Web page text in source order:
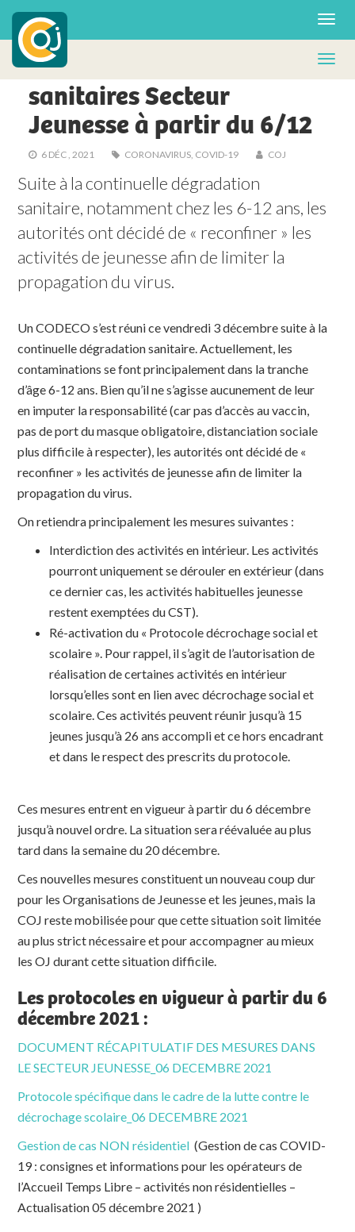
POLITIQUE
Nouvelles mesures
sanitaires Secteur
Jeunesse à partir du 6/12
6 DÉC , 2021 CORONAVIRUS, COVID-19 COJ
Suite à la continuelle dégradation
sanitaire, notamment chez les 6-12 ans, les
autorités ont décidé de « reconfiner » les
activités de jeunesse afin de limiter la
propagation du virus.
Un CODECO s’est réuni ce vendredi 3 décembre suite à la
continuelle dégradation sanitaire. Actuellement, les
contaminations se font principalement dans la tranche
d’âge 6-12 ans. Bien qu’il ne s’agisse aucunement de leur
en imputer la responsabilité (car pas d’accès au vaccin,
pas de port du masque obligatoire, distanciation sociale
plus difficile à respecter), les autorités ont décidé de «
reconfiner » les activités de jeunesse afin de limiter la
propagation du virus.
On retiendra principalement les mesures suivantes :
Interdiction des activités en intérieur. Les activités
pourront uniquement se dérouler en extérieur (dans
ce dernier cas, les activités habituelles jeunesse
restent exemptées du CST).
Ré-activation du « Protocole décrochage social et
scolaire ». Pour rappel, il s’agit de l’autorisation de
réalisation de certaines activités en intérieur
lorsqu’elles sont en lien avec décrochage social et
scolaire. Ces activités peuvent réunir jusqu’à 15
jeunes jusqu’à 26 ans accompli et ce hors encadrant
et dans le respect des prescrits du protocole.
Ces mesures entrent en vigueur à partir du 6 décembre
jusqu’à nouvel ordre. La situation sera réévaluée au plus
tard dans la semaine du 20 décembre.
Ces nouvelles mesures constituent un nouveau coup dur
pour les Organisations de Jeunesse et les jeunes, mais la
COJ reste mobilisée pour que cette situation soit limitée
au plus strict nécessaire et pour accompagner au mieux
les OJ durant cette situation difficile.
Les protocoles en vigueur à partir du 6
décembre 2021 :
DOCUMENT RÉCAPITULATIF DES MESURES DANS
LE SECTEUR JEUNESSE_06 DECEMBRE 2021
Protocole spécifique dans le cadre de la lutte contre le
décrochage scolaire_06 DECEMBRE 2021
Gestion de cas NON résidentiel (Gestion de cas COVID-
19 : consignes et informations pour les opérateurs de
l’Accueil Temps Libre – activités non résidentielles –
Actualisation 05 décembre 2021 )